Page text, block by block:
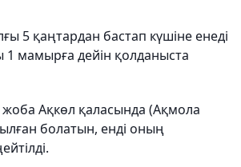
5 қаңтардан бастап күшіне енеді
мамырға дейін қолданыста
Ақкөл қаласында (Ақмола
болатын, енді оның